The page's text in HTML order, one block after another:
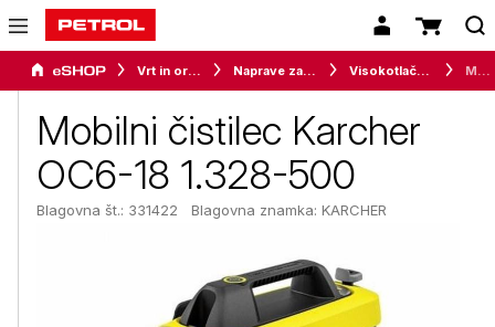
Vrt in orodje Naprave za vrt in okolico Visokotlačni čistilci
Mobilni čistilec Karcher
OC6-18 1.328-500
Blagovna št.: 331422 Blagovna znamka: KARCHER